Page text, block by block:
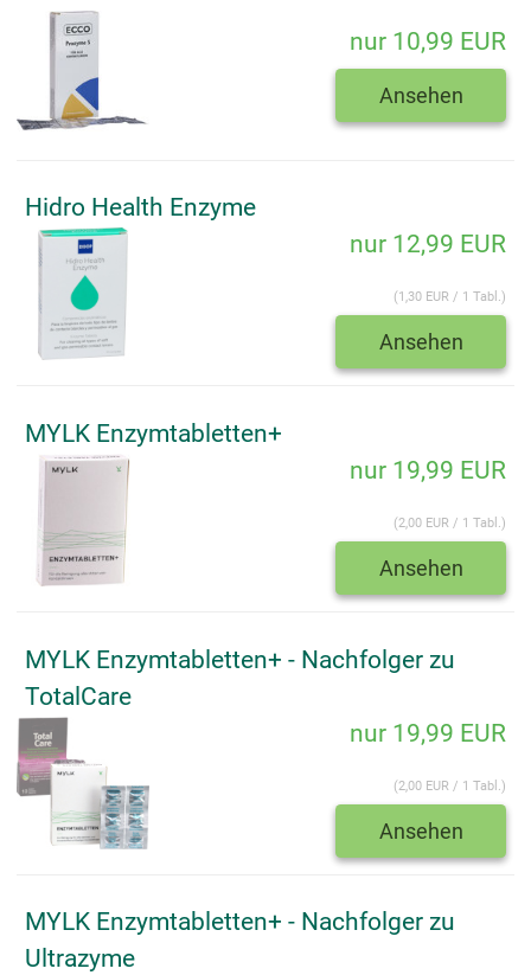
nur 10,99 EUR
Ansehen
Hidro Health Enzyme
nur 12,99 EUR
(1,30 EUR / 1 Tabl.)
Ansehen
MYLK Enzymtabletten+
nur 19,99 EUR
(2,00 EUR / 1 Tabl.)
Ansehen
MYLK Enzymtabletten+ - Nachfolger zu
TotalCare
nur 19,99 EUR
(2,00 EUR / 1 Tabl.)
Ansehen
MYLK Enzymtabletten+ - Nachfolger zu
Ultrazyme